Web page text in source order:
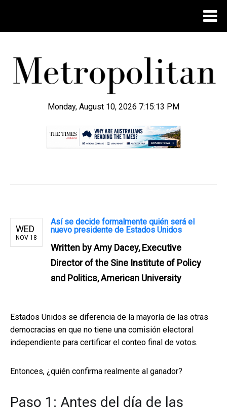
Monday, August 10, 2026 7:15:14 PM
WED
NOV 18
Así se decide formalmente quién será el
nuevo presidente de Estados Unidos
Written byAmy Dacey, Executive
Director of the Sine Institute of Policy
and Politics, American University
Estados Unidos se diferencia de la mayoría de las otras
democracias en que no tiene una comisión electoral
independiente para certificar el conteo final de votos.
Entonces, ¿quién confirma realmente al ganador?
Paso 1: Antes del día de las